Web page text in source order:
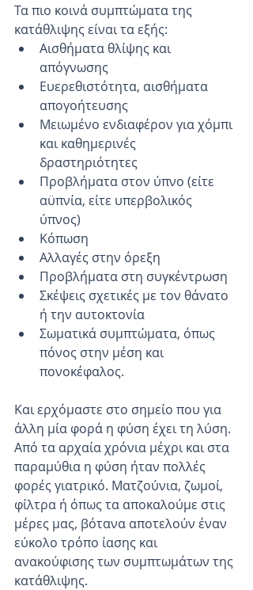
Τα πιο κοινά συμπτώματα της
κατάθλιψης είναι τα εξής:
Αισθήματα θλίψης και
απόγνωσης
Ευερεθιστότητα, αισθήματα
απογοήτευσης
Μειωμένο ενδιαφέρον για χόμπι
και καθημερινές
δραστηριότητες
Προβλήματα στον ύπνο (είτε
αϋπνία, είτε υπερβολικός
ύπνος)
Κόπωση
Αλλαγές στην όρεξη
Προβλήματα στη συγκέντρωση
Σκέψεις σχετικές με τον θάνατο
ή την αυτοκτονία
Σωματικά συμπτώματα, όπως
πόνος στην μέση και
πονοκέφαλος.
Και ερχόμαστε στο σημείο που για
άλλη μία φορά η φύση έχει τη λύση.
Από τα αρχαία χρόνια μέχρι και στα
παραμύθια η φύση ήταν πολλές
φορές γιατρικό. Ματζούνια, ζωμοί,
φίλτρα ή όπως τα αποκαλούμε στις
μέρες μας, βότανα αποτελούν έναν
εύκολο τρόπο ίασης και
ανακούφισης των συμπτωμάτων της
κατάθλιψης.